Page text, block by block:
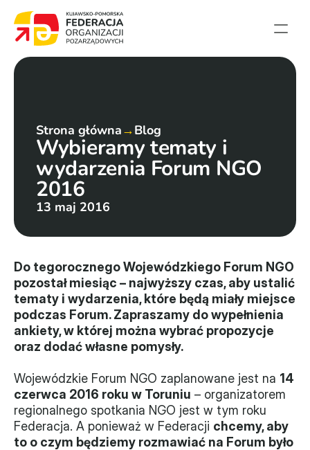
Projekty
Członkowie
English summary
Kontakt
Federacja
Statut i sprawozdania
Karta zasad
Władze
Narzędzie samooceny
Kalendarz działań
Strona główna→Blog
Wybieramy tematy i
wydarzenia Forum NGO
2016
13 maj 2016
Do tegorocznego Wojewódzkiego Forum NGO
pozostał miesiąc – najwyższy czas, aby ustalić
tematy i wydarzenia, które będą miały miejsce
podczas Forum. Zapraszamy do wypełnienia
ankiety, w której można wybrać propozycje
oraz dodać własne pomysły.
Wojewódzkie Forum NGO zaplanowane jest na 14
czerwca 2016 roku w Toruniu – organizatorem
regionalnego spotkania NGO jest w tym roku
Federacja. A ponieważ w Federacji chcemy, aby
to o czym będziemy rozmawiać na Forum było